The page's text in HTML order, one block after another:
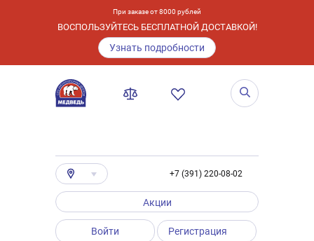
При заказе от 8000 рублей
ВОСПОЛЬЗУЙТЕСЬ БЕСПЛАТНОЙ ДОСТАВКОЙ!
Узнать подробности
+7 (391) 220-08-02
Акции
Войти Регистрация